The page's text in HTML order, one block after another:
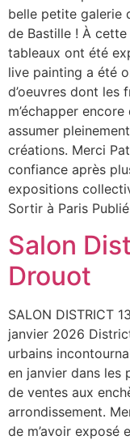
belle petite galerie
de Bastille ! À cette
tableaux ont été
live painting a été
d’oeuvres dont les
m’échapper
assumer
créations. Merci
confiance après
expositions
Sortir à Paris
Salon
Drouot
SALON DISTRICT
janvier 2026
urbains
en janvier dans les
de ventes aux
arrondissement.
de m’avoir exposé